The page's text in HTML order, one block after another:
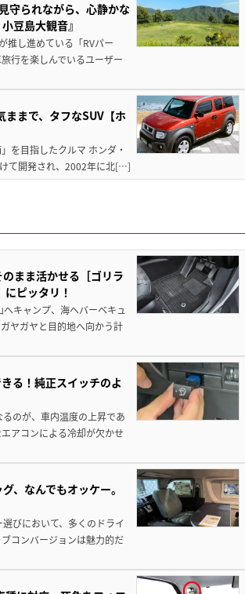
守られながら、心静かな
豆島大観音』
推し進めている「RVパー
行を楽しんでいるユーザー
まで、タフなSUV【ホ
を目指したクルマ ホンダ・
て開発され、2002年に北[…]
まま活かせる［ゴリラ
ピッタリ！
キャンプ、海へバーベキュ
ヤガヤと目的地へ向かう計
る！純正スイッチのよ
のが、車内温度の上昇であ
アコンによる冷却が欠かせ
、なんでもオッケー。
びにおいて、多くのドライ
コンバージョンは魅力的だ